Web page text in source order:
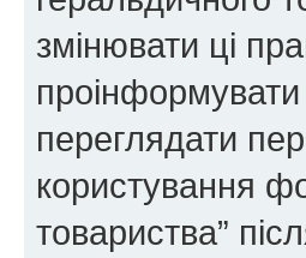
змінювати ці
переглядати
користування
товариства”